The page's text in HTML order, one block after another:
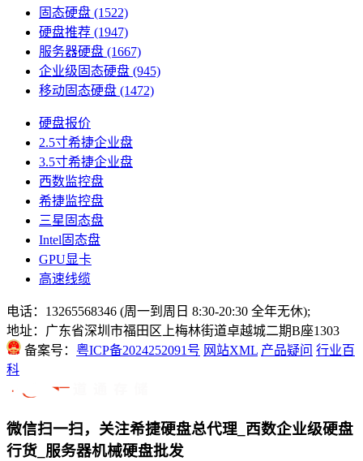
固态硬盘 (1522)
硬盘推荐 (1947)
服务器硬盘 (1667)
企业级固态硬盘 (945)
移动固态硬盘 (1472)
硬盘报价
2.5寸希捷企业盘
3.5寸希捷企业盘
西数监控盘
希捷监控盘
三星固态盘
Intel固态盘
GPU显卡
高速线缆
电话：13265568346 (周一到周日 8:30-20:30 全年无休);
地址：广东省深圳市福田区上梅林街道卓越城二期B座1303
备案号： 粤ICP备2024252091号 网站XML 产品疑问 行业百
科
微信扫一扫，关注希捷硬盘总代理_西数企业级硬盘
行货_服务器机械硬盘批发